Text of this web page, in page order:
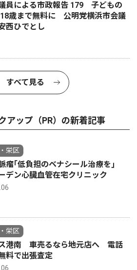
員による市政報告 179 子どもの
18歳まで無料に 公明党横浜市会議
西ひでとし
すべて見る
アップ（PR）の新着記事
栄区
瘤｢低負担のベナシール治療を｣
デン心臓血管在宅クリニック
栄区
港南 車売るなら地元店へ 電話
料で出張査定